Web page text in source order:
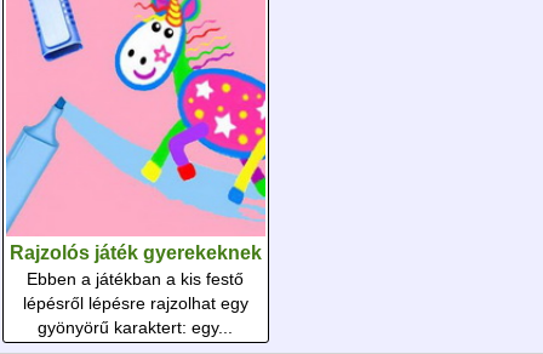
Rajzolós játék gyerekeknek
Ebben a játékban a kis festő
lépésről lépésre rajzolhat egy
gyönyörű karaktert: egy...